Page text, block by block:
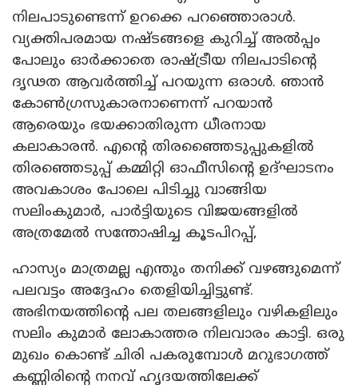
നിലപാടുണ്ടെന്ന് ഉറക്കെ പറഞ്ഞൊരാൾ.
വ്യക്തിപരമായ നഷ്ടങ്ങളെ കുറിച്ച് അൽപ്പം
പോലും ഓർക്കാതെ രാഷ്ട്രീയ നിലപാടിന്റെ
ദൃഢത ആവർത്തിച്ച് പറയുന്ന ഒരാൾ. ഞാൻ
കോൺഗ്രസുകാരനാണെന്ന് പറയാൻ
ആരെയും ഭയക്കാതിരുന്ന ധീരനായ
കലാകാരൻ. എന്റെ തിരഞ്ഞൈടുപ്പുകളിൽ
തിരഞ്ഞെടുപ്പ് കമ്മിറ്റി ഓഫീസിന്റെ ഉദ്ഘാടനം
അവകാശം പോലെ പിടിച്ചു വാങ്ങിയ
സലിംകുമാർ, പാർട്ടിയുടെ വിജയങ്ങളിൽ
അത്രമേൽ സന്തോഷിച്ച കൂടപിറപ്പ്,
ഹാസ്യം മാത്രമല്ല എന്തും തനിക്ക് വഴങ്ങുമെന്ന്
പലവട്ടം അദ്ദേഹം തെളിയിച്ചിട്ടുണ്ട്.
അഭിനയത്തിന്റെ പല തലങ്ങളിലും വഴികളിലും
സലിം കുമാർ ലോകാത്തര നിലവാരം കാട്ടി. ഒരു
മുഖം കൊണ്ട് ചിരി പകരുമ്പോൾ മറുഭാഗത്ത്
കണ്ണിരിന്റെ നനവ് ഹൃദയത്തിലേക്ക്